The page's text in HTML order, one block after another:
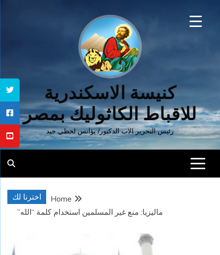
كنيسة الاسكندرية
للاقباط الكاثوليك بمصر
رئيس التحرير الاب الدكتور/ يؤانس لحظي جيد
اخترنا لك
Home
ماليزيا: منع غير المسلمين استخدام كلمة “الله”